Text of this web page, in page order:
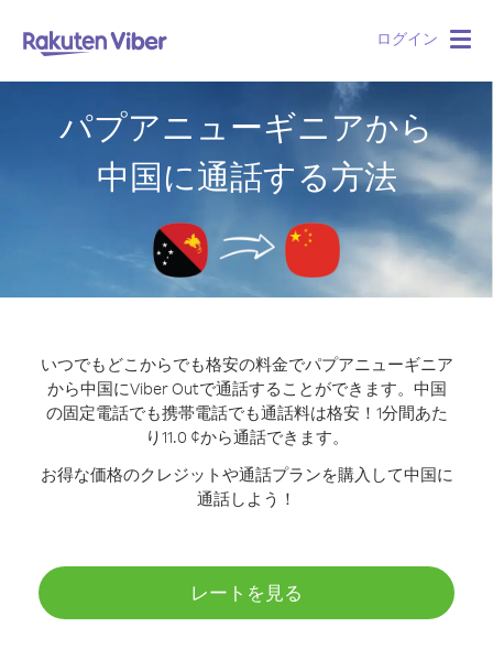
ログイン
パプアニューギニアから
中国に通話する方法
いつでもどこからでも格安の料金でパプアニューギニア
から中国にViber Outで通話することができます。 中国
の固定電話でも携帯電話でも通話料は格安！1分間あた
り11.0 ¢から通話できます。
お得な価格のクレジットや通話プランを購入して中国に
通話しよう！
レートを見る